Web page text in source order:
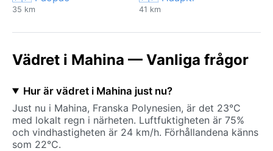
35 km 41 km
Vädret i Mahina — Vanliga frågor
Hur är vädret i Mahina just nu?
Just nu i Mahina, Franska Polynesien, är det 23°C
med lokalt regn i närheten. Luftfuktigheten är 75%
och vindhastigheten är 24 km/h. Förhållandena känns
som 22°C.